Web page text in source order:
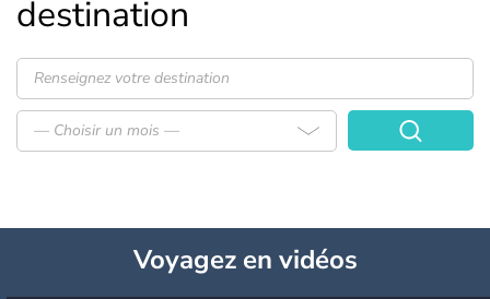
destination
— Choisir un mois —
Voyagezen vidéos